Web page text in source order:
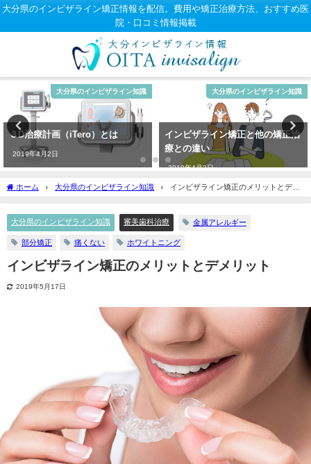
大分県のインビザライン矯正情報を配信。費用や矯正治療方法、おすすめ医
院・口コミ情報掲載
大分県のインビザライン知識
３D治療計画（iTero）とは
2019年4月2日
大分県のインビザライン知識
インビザライン矯正と他の矯正治
療との違い
2019年4月2日
ホーム 大分県のインビザライン知識
インビザライン矯正のメリットとデメ
リット
大分県のインビザライン知識 審美歯科治療 金属アレルギー
部分矯正 痛くない ホワイトニング
インビザライン矯正のメリットとデメリット
2019年5月17日